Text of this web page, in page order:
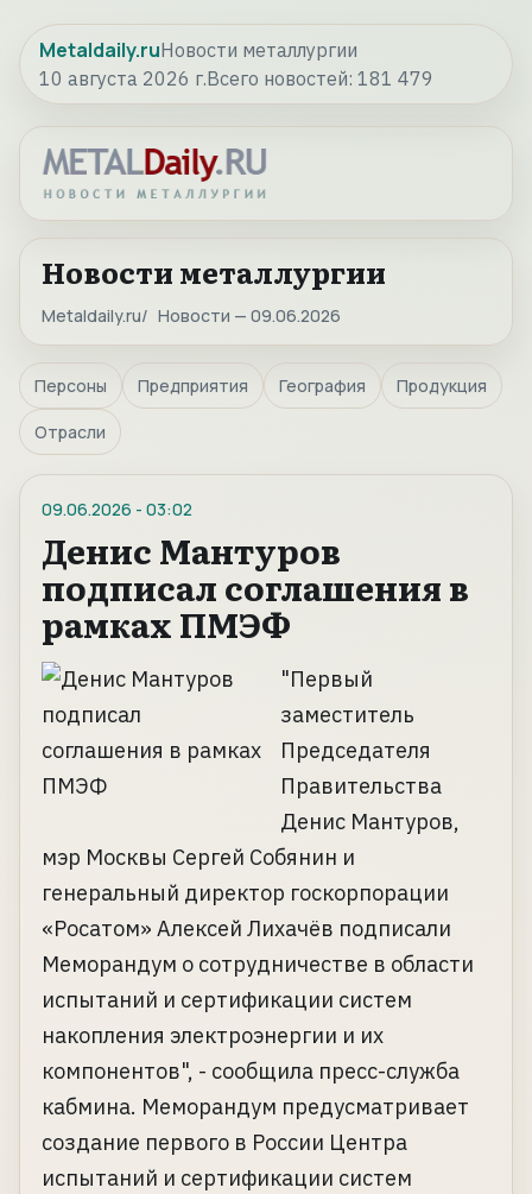
Metaldaily.ruНовости металлургии
10 августа 2026 г.Всего новостей: 181 479
Новости металлургии
Metaldaily.ru Новости — 09.06.2026
Персоны Предприятия География Продукция
Отрасли
09.06.2026 - 03:02
Денис Мантуров
подписал соглашения в
рамках ПМЭФ
"Первый
заместитель
Председателя
Правительства
Денис Мантуров,
мэр Москвы Сергей Собянин и
генеральный директор госкорпорации
«Росатом» Алексей Лихачёв подписали
Меморандум о сотрудничестве в области
испытаний и сертификации систем
накопления электроэнергии и их
компонентов", - сообщила пресс-служба
кабмина. Меморандум предусматривает
создание первого в России Центра
испытаний и сертификации систем